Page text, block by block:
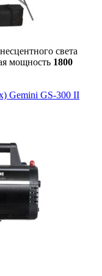
света
мощность 1800
Gemini GS-300 II